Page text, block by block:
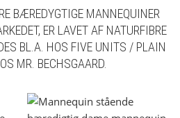
BÆREDYGTIGE MANNEQUINER
ER LAVET AF NATURFIBRE
BL.A. HOS FIVE UNITS / PLAIN
MR. BECHSGAARD.